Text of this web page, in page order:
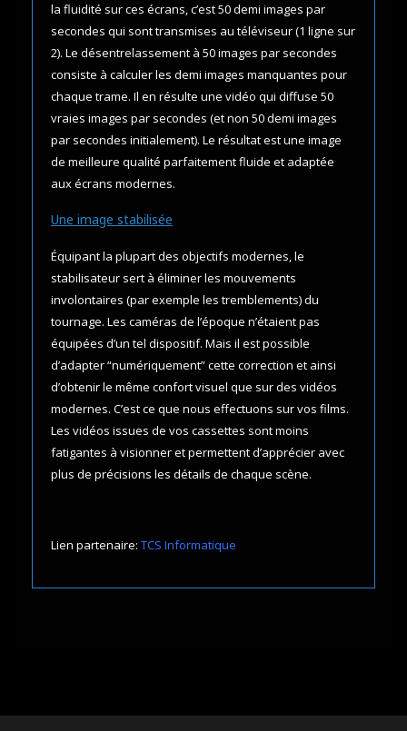
la fluidité sur ces écrans, c’est 50 demi images par
secondes qui sont transmises au téléviseur (1 ligne sur
2). Le désentrelassement à 50 images par secondes
consiste à calculer les demi images manquantes pour
chaque trame. Il en résulte une vidéo qui diffuse 50
vraies images par secondes (et non 50 demi images
par secondes initialement). Le résultat est une image
de meilleure qualité parfaitement fluide et adaptée
aux écrans modernes.
Une image stabilisée
Équipant la plupart des objectifs modernes, le
stabilisateur sert à éliminer les mouvements
involontaires (par exemple les tremblements) du
tournage. Les caméras de l’époque n’étaient pas
équipées d’un tel dispositif. Mais il est possible
d’adapter “numériquement” cette correction et ainsi
d’obtenir le même confort visuel que sur des vidéos
modernes. C’est ce que nous effectuons sur vos films.
Les vidéos issues de vos cassettes sont moins
fatigantes à visionner et permettent d’apprécier avec
plus de précisions les détails de chaque scène.
Lien partenaire: TCS Informatique